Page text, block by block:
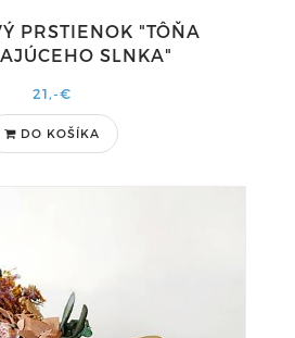
PRSTIENOK "TÔŇA
SLNKA"
21,-€
DO KOŠÍKA